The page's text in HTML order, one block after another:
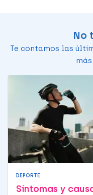
No
Te contamos las
DEPORTE
Síntomas y